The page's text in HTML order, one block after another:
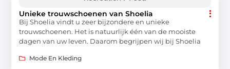
Unieke trouwschoenen van Shoelia
Bij Shoelia vindt u zeer bijzondere en unieke
trouwschoenen. Het is natuurlijk één van de mooiste
dagen van uw leven. Daarom begrijpen wij bij Shoelia
Mode En Kleding